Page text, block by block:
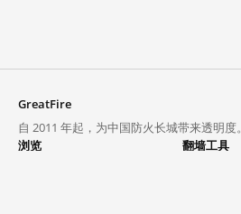
GreatFire
自 2011 年起，为中国防火长城带来透明度。
浏览
翻墙工具